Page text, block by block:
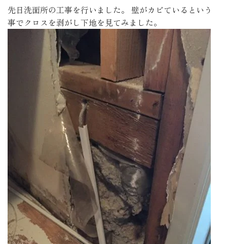
先日洗面所の工事を行いました。 壁がカビているという
事でクロスを剥がし下地を見てみました。